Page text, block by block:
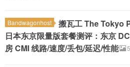
Bandwagonhost
搬瓦工 The Tokyo
日本东京限量版套餐测评：东京
房 CMI 线路/速度/丢包/延迟/性能
5